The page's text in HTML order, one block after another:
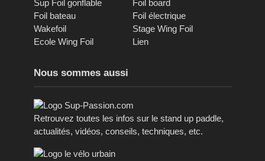
Sup Foil gonflable
Foil board
Foil bateau
Foil électrique
Wakefoil
Stage Wing Foil
Ecole Wing Foil
Lien
Nous sommes aussi
Retrouvez toutes les infos sur le stand up paddle,
actualités, vidéos, conseils, techniques, etc.